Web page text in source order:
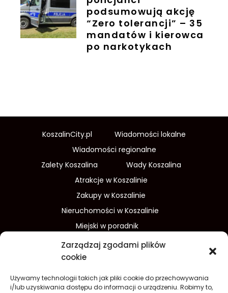
Zarządzaj zgodami plików
cookie
Używamy technologii takich jak pliki cookie do przechowywania
i/lub uzyskiwania dostępu do informacji o urządzeniu. Robimy to,
podsumowują akcję
“Zero tolerancji” – 35
mandatów i kierowca
po narkotykach
KoszalinCity.pl
Wiadomości lokalne
Wiadomości regionalne
Zalety Koszalina
Wady Koszalina
Atrakcje w Koszalinie
Zakupy w Koszalinie
Nieruchomości w Koszalinie
Miejski w poradnik
Wydarzenia w Koszalinie
Sport w Koszalinie
Finanse i inwestycje
Dom i ogród